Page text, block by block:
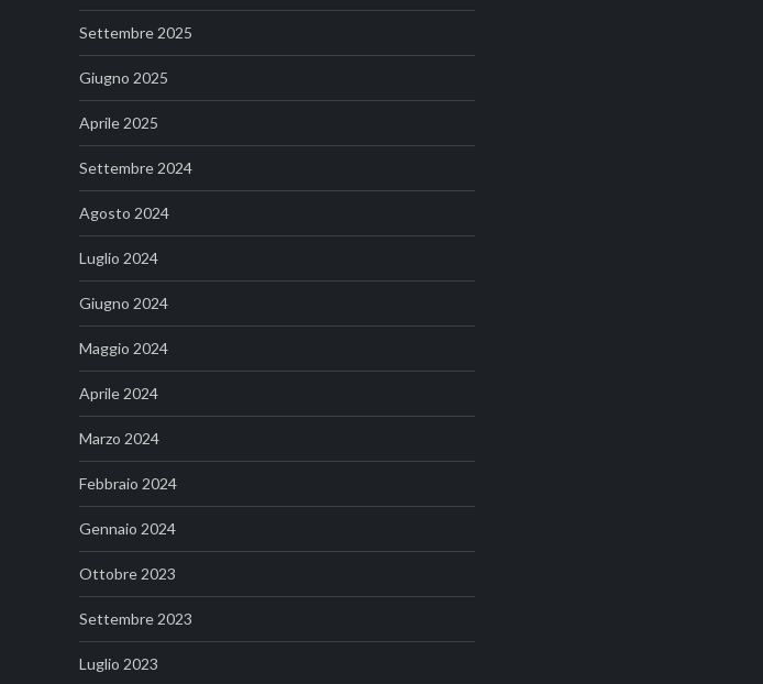
Settembre 2025
Giugno 2025
Aprile 2025
Settembre 2024
Agosto 2024
Luglio 2024
Giugno 2024
Maggio 2024
Aprile 2024
Marzo 2024
Febbraio 2024
Gennaio 2024
Ottobre 2023
Settembre 2023
Luglio 2023